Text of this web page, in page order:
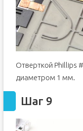
Отверткой Phillips
диаметром 1 мм.
Шаг 9